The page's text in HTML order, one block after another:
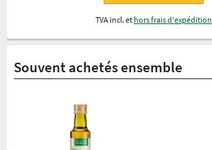
TVA incl. et hors frais d'expédition
Souvent achetés ensemble